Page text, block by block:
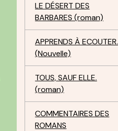
LE DÉSERT DES
BARBARES (roman)
APPRENDS À ECOUTER.
(Nouvelle)
TOUS, SAUF ELLE.
(roman)
COMMENTAIRES DES
ROMANS